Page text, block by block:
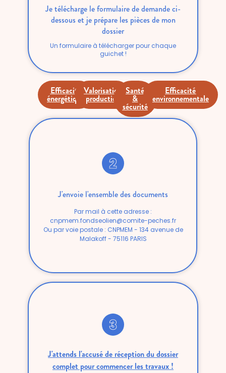
Je télécharge le formulaire de demande ci-
dessous et je prépare les pièces de mon
dossier
Un formulaire à télécharger pour chaque
guichet !
Efficacité
énergétique
Valorisation
production
Santé
&
sécurité
Efficacité
environnementale
J'envoie l'ensemble des documents
Par mail à cette adresse :
cnpmem.fondseolien@comite-peches.fr
Ou par voie postale : CNPMEM - 134 avenue de
Malakoff - 75116 PARIS
J'attends l'accusé de réception du dossier
complet pour commencer les travaux !